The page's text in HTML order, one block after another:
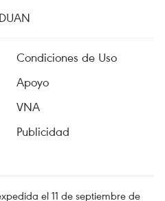
Condiciones de Uso
Apoyo
VNA
Publicidad
el 11 de septiembre de